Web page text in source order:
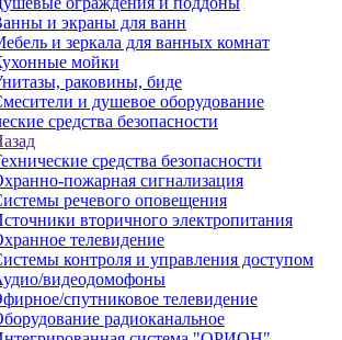
и экраны для ванн
и зеркала для ванных комнат
мойки
раковины, биде
и душевое оборудование
средства безопасности
средства безопасности
пожарная сигнализация
речевого оповещения
вторичного электропитания
телевидение
контроля и управления доступом
видеодомофоны
спутниковое телевидение
радиоканальное